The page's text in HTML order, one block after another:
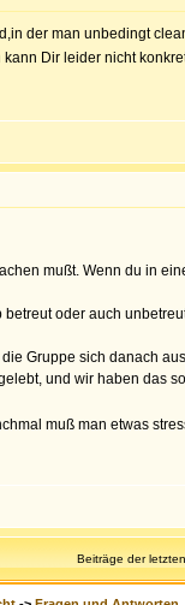
der man unbedingt
Dir leider nicht
mußt. Wenn du in
oder auch
Gruppe sich danach
und wir haben das
muß man etwas
Beiträge der